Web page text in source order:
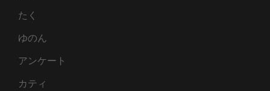
たく
ゆのん
アンケート
カティ